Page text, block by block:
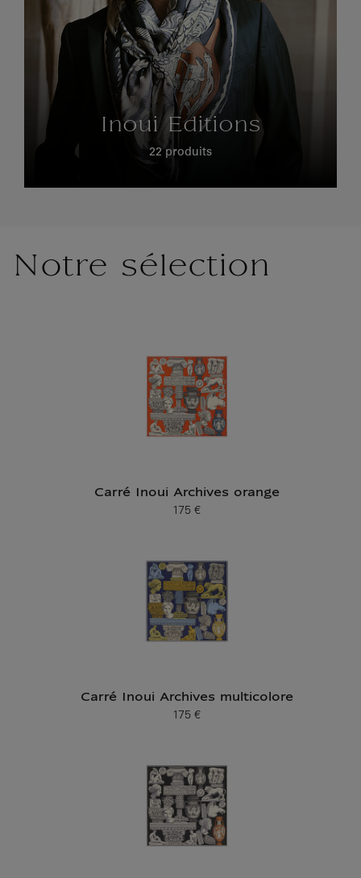
Notre sélection
Carré Inoui Archives orange
Prix ​​actuel
175 €
Carré Inoui Archives multicolore
Prix ​​actuel
175 €
Inoui Editions
22 produits